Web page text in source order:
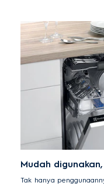
Mudah
Tak hanya